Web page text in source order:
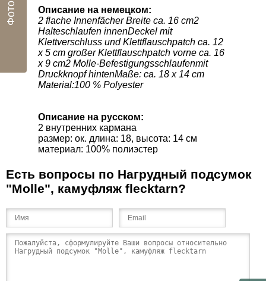
Описание на немецком:
2 flache Innenfächer Breite ca. 16 cm2
Halteschlaufen innenDeckel mit
Klettverschluss und Klettflauschpatch ca. 12
x 5 cm großer Klettflauschpatch vorne ca. 16
x 9 cm2 Molle-Befestigungsschlaufenmit
Druckknopf hintenMaße: ca. 18 x 14 cm
Material:100 % Polyester
Описание на русском:
2 внутренних кармана
размер: ок. длина: 18, высота: 14 см
материал: 100% полиэстер
Есть вопросы по Нагрудный подсумок
"Molle", камуфляж flecktarn?
Фото